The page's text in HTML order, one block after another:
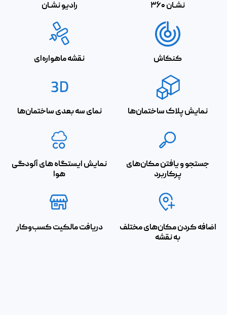
نشــان ۳۶۰ رادیو نشــان
کنکاش نقشه ماهواره‌ای
نمایش پلاک ساختمان‌ها نمای سه بعدی ساختمان‌ها
جستجو و یافتن مکان‌های
پرکاربرد
نمایش ایستگاه های آلودگی
هوا
اضافه کردن مکان‌های مختلف
به نقشه
دریافت مالکیت کسب‌وکار